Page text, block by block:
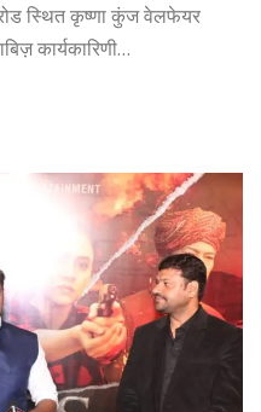
स्थित कृष्णा कुंज वेलफेयर
कार्यकारिणी…